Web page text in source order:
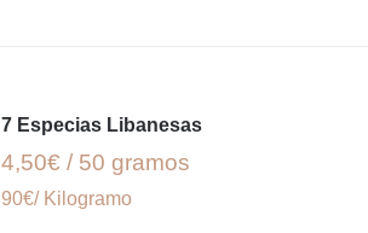
7 Especias Libanesas
4,50€ / 50 gramos
90€/ Kilogramo